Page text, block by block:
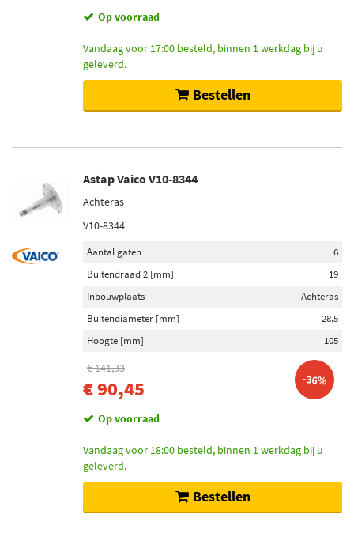
Achteras rechts (14)
Vooras (6)
Niet op voorraad (328)
Op voorraad
Vandaag voor 17:00 besteld, binnen 1 werkdag bij u
geleverd.
Bestellen
Astap Vaico V10-8344
Achteras
V10-8344
Aantal gaten
6
Buitendraad 2 [mm]
19
Inbouwplaats
Achteras
Buitendiameter [mm]
28,5
Hoogte [mm]
105
€ 141,33
€ 90,45 -36%
Op voorraad
Vandaag voor 18:00 besteld, binnen 1 werkdag bij u
geleverd.
Bestellen